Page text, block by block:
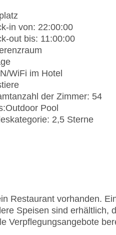
in von: 22:00:00
out bis: 11:00:00
WiFi im Hotel
der Zimmer: 54
Pool
2,5 Sterne
Restaurant vorhanden.
Speisen sind erhältlich,
Verpflegungsangebote